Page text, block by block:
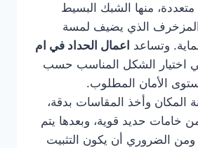
منها الشبك البسيط
المزخرف الذي يضيف لمسة
وتساعد اعمال الحداد في ام
اختيار الشكل المناسب حسب
الأمان المطلوب.
المكان وأخذ المقاسات بدقة،
خامات حديد قوية، وبعدها يتم
ومن الضروري أن يكون التثبيت